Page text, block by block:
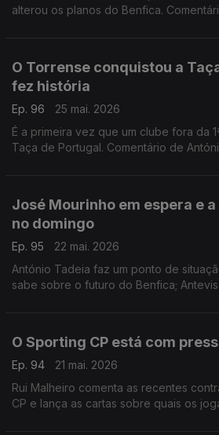
alterou os planos do Benfica.
O Torrense conquistou a
fez história
Ep. 96
25 mai. 2026
É a primeira vez que um clube fora da
Taça de Portugal. Comentário de
José Mourinho em espera e
no domingo
Ep. 95
22 mai. 2026
António Tadeia faz um ponto de
sabe sobre o futuro do Benfica;
O Sporting CP está com
Ep. 94
21 mai. 2026
Rui Malheiro comenta as recentes
CP e lança as cartas sobre quais os